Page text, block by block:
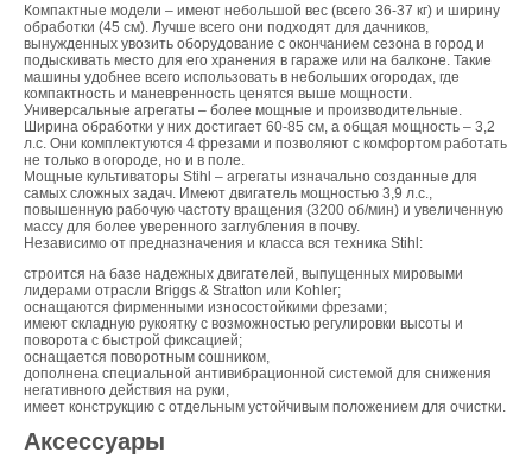
Компактные модели – имеют небольшой вес (всего 36-37 кг) и ширину
обработки (45 см). Лучше всего они подходят для дачников,
вынужденных увозить оборудование с окончанием сезона в город и
подыскивать место для его хранения в гараже или на балконе. Такие
машины удобнее всего использовать в небольших огородах, где
компактность и маневренность ценятся выше мощности.
Универсальные агрегаты – более мощные и производительные.
Ширина обработки у них достигает 60-85 см, а общая мощность – 3,2
л.с. Они комплектуются 4 фрезами и позволяют с комфортом работать
не только в огороде, но и в поле.
Мощные культиваторы Stihl – агрегаты изначально созданные для
самых сложных задач. Имеют двигатель мощностью 3,9 л.с.,
повышенную рабочую частоту вращения (3200 об/мин) и увеличенную
массу для более уверенного заглубления в почву.
Независимо от предназначения и класса вся техника Stihl:
строится на базе надежных двигателей, выпущенных мировыми
лидерами отрасли Briggs & Stratton или Kohler;
оснащаются фирменными износостойкими фрезами;
имеют складную рукоятку с возможностью регулировки высоты и
поворота с быстрой фиксацией;
оснащается поворотным сошником,
дополнена специальной антивибрационной системой для снижения
негативного действия на руки,
имеет конструкцию с отдельным устойчивым положением для очистки.
Аксессуары